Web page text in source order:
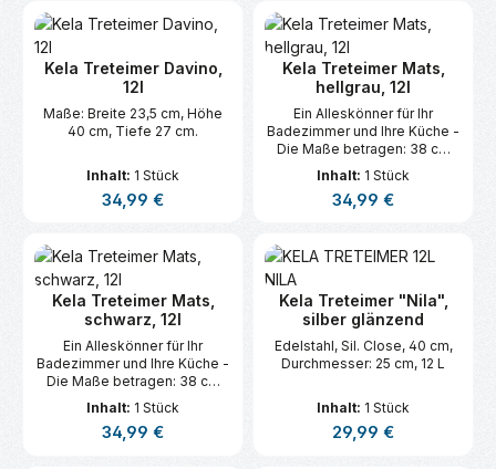
Kela Treteimer Davino,
12l
Maße: Breite 23,5 cm, Höhe
40 cm, Tiefe 27 cm.
Inhalt: 1 Stück
Regulärer Preis:
34,99 €
Kela Treteimer Mats,
hellgrau, 12l
Ein Alleskönner für Ihr
Badezimmer und Ihre Küche -
Die Maße betragen: 38 cm
Höhe, 25 cm Ø
Inhalt: 1 Stück
Regulärer Preis:
34,99 €
Kela Treteimer Mats,
schwarz, 12l
Ein Alleskönner für Ihr
Badezimmer und Ihre Küche -
Die Maße betragen: 38 cm
Höhe, 25 cm Ø
Inhalt: 1 Stück
Regulärer Preis:
34,99 €
Kela Treteimer "Nila",
silber glänzend
Edelstahl, Sil. Close, 40 cm,
Durchmesser: 25 cm, 12 L
Inhalt: 1 Stück
Regulärer Preis:
29,99 €